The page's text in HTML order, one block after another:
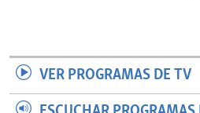
VER PROGRAMAS DE TV